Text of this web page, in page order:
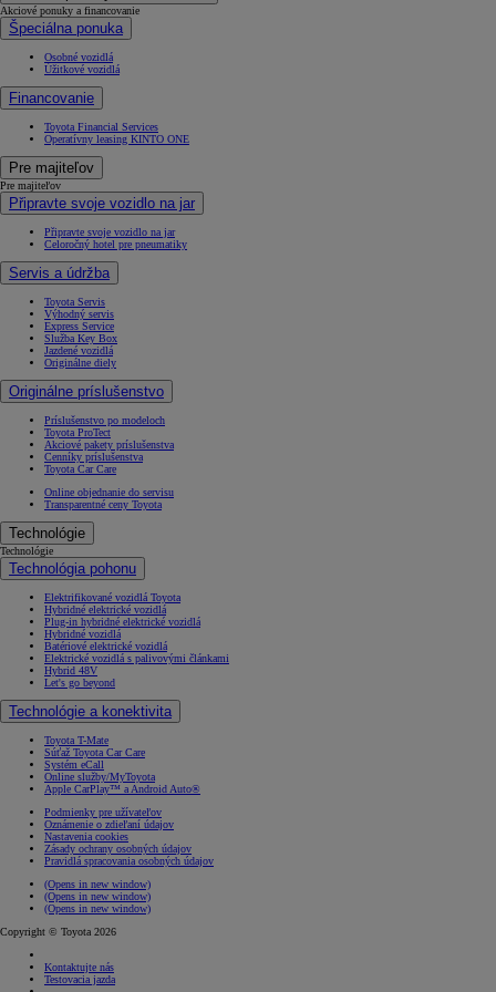
Akciové ponuky a financovanie
Špeciálna ponuka
Osobné vozidlá
Úžitkové vozidlá
Financovanie
Toyota Financial Services
Operatívny leasing KINTO ONE
Pre majiteľov
Pre majiteľov
Připravte svoje vozidlo na jar
Připravte svoje vozidlo na jar
Celoročný hotel pre pneumatiky
Servis a údržba
Toyota Servis
Výhodný servis
Express Service
Služba Key Box
Jazdené vozidlá
Originálne diely
Originálne príslušenstvo
Príslušenstvo po modeloch
Toyota ProTect
Akciové pakety príslušenstva
Cenníky príslušenstva
Toyota Car Care
Online objednanie do servisu
Transparentné ceny Toyota
Technológie
Technológie
Technológia pohonu
Elektrifikované vozidlá Toyota
Hybridné elektrické vozidlá
Plug-in hybridné elektrické vozidlá
Hybridné vozidlá
Batériové elektrické vozidlá
Elektrické vozidlá s palivovými článkami
Hybrid 48V
Let's go beyond
Technológie a konektivita
Toyota T-Mate
Súťaž Toyota Car Care
Systém eCall
Online služby/MyToyota
Apple CarPlay™ a Android Auto®
Podmienky pre užívateľov
Oznámenie o zdieľaní údajov
Nastavenia cookies
Zásady ochrany osobných údajov
Pravidlá spracovania osobných údajov
(Opens in new window)
(Opens in new window)
(Opens in new window)
Copyright © Toyota 2026
Kontaktujte nás
Testovacia jazda